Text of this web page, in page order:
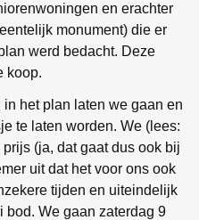
en erachter
monument) die er
werd bedacht. Deze
koop.
het plan laten we gaan en
te laten worden. We (lees:
(ja, dat gaat dus ook bij
uit dat het voor ons ook
tijden en uiteindelijk
bod. We gaan zaterdag 9